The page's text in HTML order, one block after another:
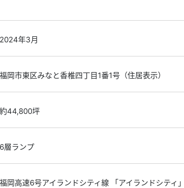
2024年3月
福岡市東区みなと香椎四丁目1番1号（住居表示）
約44,800坪
6層ランプ
福岡高速6号アイランドシティ線 「アイランドシティ